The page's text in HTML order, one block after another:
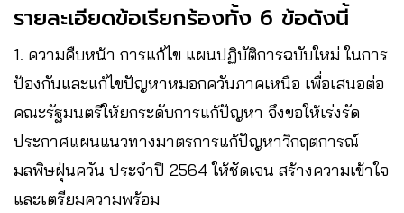
รายละเอียดข้อเรียกร้องทั้ง 6 ข้อดังนี้
1. ความคืบหน้า การแก้ไข แผนปฏิบัติการฉบับใหม่ ในการ
ป้องกันและแก้ไขปัญหาหมอกควันภาคเหนือ เพื่อเสนอต่อ
คณะรัฐมนตรีให้ยกระดับการแก้ปัญหา จึงขอให้เร่งรัด
ประกาศแผนแนวทางมาตรการแก้ปัญหาวิกฤตการณ์
มลพิษฝุ่นควัน ประจำปี 2564 ให้ชัดเจน สร้างความเข้าใจ
และเตรียมความพร้อม